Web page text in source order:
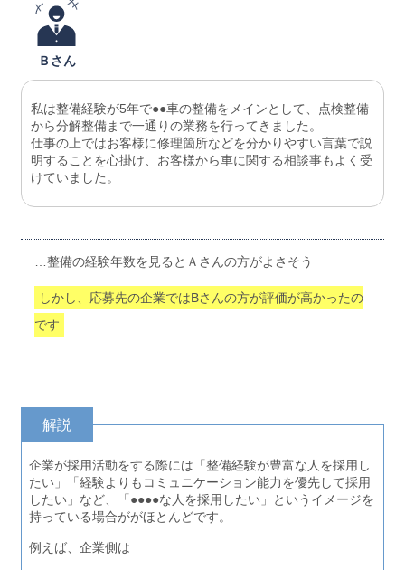
Ｂさん
私は整備経験が5年で●●車の整備をメインとして、点検整備
から分解整備まで一通りの業務を行ってきました。
仕事の上ではお客様に修理箇所などを分かりやすい言葉で説
明することを心掛け、お客様から車に関する相談事もよく受
けていました。
…整備の経験年数を見るとＡさんの方がよさそう
しかし、応募先の企業ではBさんの方が評価が高かったの
です
解説
企業が採用活動をする際には「整備経験が豊富な人を採用し
たい」「経験よりもコミュニケーション能力を優先して採用
したい」など、「●●●●な人を採用したい」というイメージを
持っている場合ががほとんどです。
例えば、企業側は